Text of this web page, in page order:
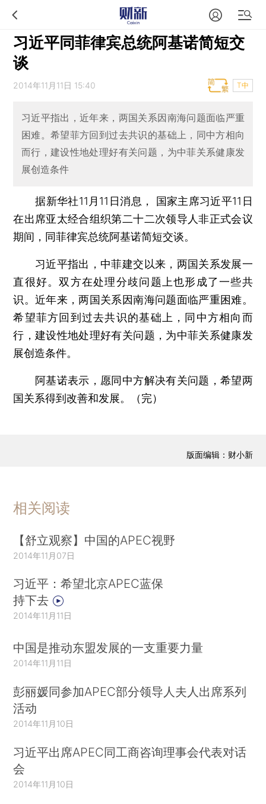
习近平同菲律宾总统阿基诺简短交
谈
2014年11月11日 15:40 T中
习近平指出，近年来，两国关系因南海问题面临严重
困难。希望菲方回到过去共识的基础上，同中方相向
而行，建设性地处理好有关问题，为中菲关系健康发
展创造条件
据新华社11月11日消息， 国家主席习近平11日
在出席亚太经合组织第二十二次领导人非正式会议
期间，同菲律宾总统阿基诺简短交谈。
习近平指出，中菲建交以来，两国关系发展一
直很好。双方在处理分歧问题上也形成了一些共
识。近年来，两国关系因南海问题面临严重困难。
希望菲方回到过去共识的基础上，同中方相向而
行，建设性地处理好有关问题，为中菲关系健康发
展创造条件。
阿基诺表示，愿同中方解决有关问题，希望两
国关系得到改善和发展。（完）
版面编辑：财小新
相关阅读
【舒立观察】中国的APEC视野
2014年11月07日
习近平：希望北京APEC蓝保
持下去
2014年11月11日
中国是推动东盟发展的一支重要力量
2014年11月11日
彭丽媛同参加APEC部分领导人夫人出席系列
活动
2014年11月10日
习近平出席APEC同工商咨询理事会代表对话
会
2014年11月10日